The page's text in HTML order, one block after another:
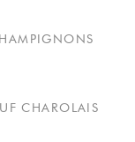
CHAROLAIS